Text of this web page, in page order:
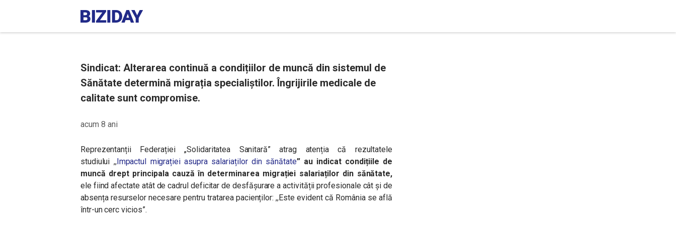
Sindicat: Alterarea continuă a condițiilor de muncă din sistemul de
Sănătate determină migrația specialiștilor. Îngrijirile medicale de
calitate sunt compromise.
acum 8 ani
Reprezentanții Federației „Solidaritatea Sanitară” atrag atenția că rezultatele
studiului ,,Impactul migrației asupra salariaților din sănătate” au indicat condițiile de
muncă drept principala cauză în determinarea migrației salariaților din sănătate,
ele fiind afectate atât de cadrul deficitar de desfășurare a activității profesionale cât și de
absența resurselor necesare pentru tratarea pacienților: ,,Este evident că România se află
într-un cerc vicios”.